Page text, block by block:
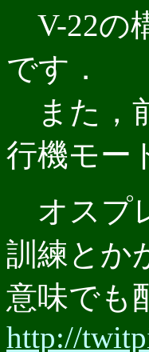
V-22の
です．
また，
行機モー
オスプ
訓練とか
意味でも
http://